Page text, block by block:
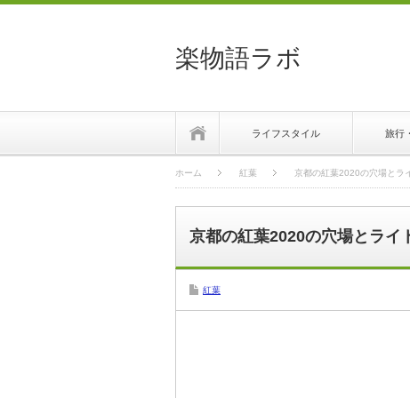
楽物語ラボ
ライフスタイル 旅行
ホーム 紅葉 京都の紅葉2020の穴場とラ
京都の紅葉2020の穴場とライ
紅葉